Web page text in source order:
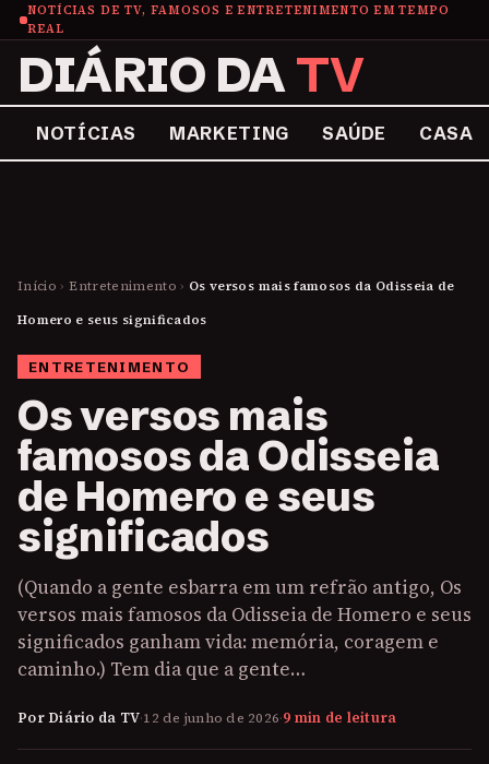
NOTÍCIAS DE TV, FAMOSOS E ENTRETENIMENTO EM TEMPO
REAL
DIÁRIO DATV
NOTÍCIAS MARKETING SAÚDE CASA
Início › Entretenimento › Os versos mais famosos da Odisseia de
Homero e seus significados
ENTRETENIMENTO
Os versos mais
famosos da Odisseia
de Homero e seus
significados
(Quando a gente esbarra em um refrão antigo, Os
versos mais famosos da Odisseia de Homero e seus
significados ganham vida: memória, coragem e
caminho.) Tem dia que a gente…
Por Diário da TV·12 de junho de 2026·9 min de leitura